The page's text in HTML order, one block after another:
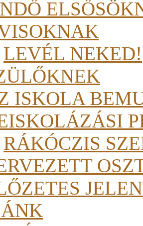
LEVÉL NEKED!
ISKOLA
RÁKÓCZIS